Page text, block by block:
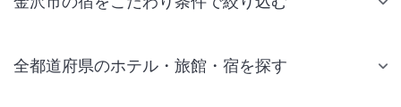
全都道府県のホテル・旅館・宿を探す